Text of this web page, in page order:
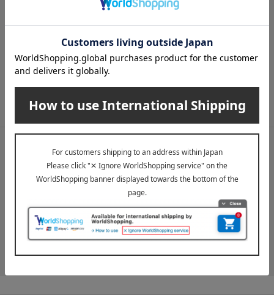
メールマガジン
送料無料クーポンやキャンペーン、新着・SALE・おすすめ商品な
ど、「高島屋オンラインストア」のお得＆うれしい情報をお届けい
たします。
メールマガジンについて詳しく見る
LINE公式アカウント
高島屋オンラインストアLINE公式アカウントでは百貨店ならではの
名品やお得な最新情報を配信中！
LINEの友達追加をする